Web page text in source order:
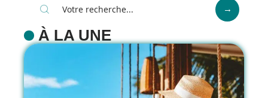
À LA UNE